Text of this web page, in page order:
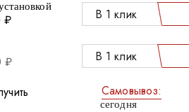
₽ В 1 клик
₽ В 1 клик
Самовывоз:
сегодня